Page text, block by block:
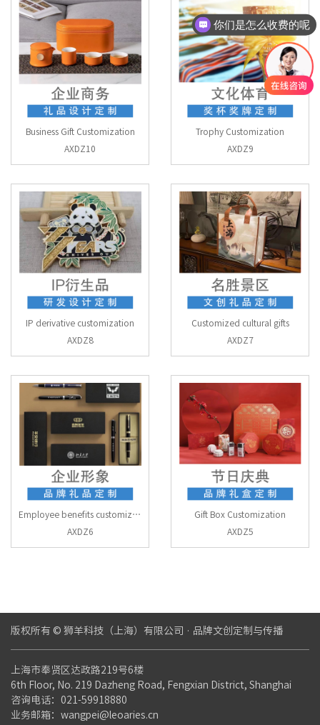
Business Gift Customization
AXDZ10
Trophy Customization
AXDZ9
IP derivative customization
AXDZ8
Customized cultural gifts
AXDZ7
Employee benefits customization
AXDZ6
Gift Box Customization
AXDZ5
版权所有 © 狮羊科技（上海）有限公司 · 品牌文创定制与传播
上海市奉贤区达政路219号6楼
6th Floor, No. 219 Dazheng Road, Fengxian District, Shanghai
咨询电话：021-59918880
业务邮箱：wangpei@leoaries.cn
你们是怎么收费的呢